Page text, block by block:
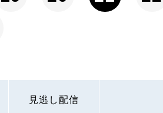
見逃し配信